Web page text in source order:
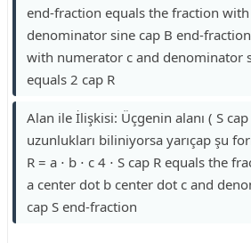
end-fraction equals the fraction
denominator sine cap B end-
with numerator c and denominator
equals 2 cap R
Alan ile İlişkisi: Üçgenin alanı ( S
uzunlukları biliniyorsa yarıçap şu
R = a ⋅ b ⋅ c 4 ⋅ S cap R equals the
a center dot b center dot c and
cap S end-fraction